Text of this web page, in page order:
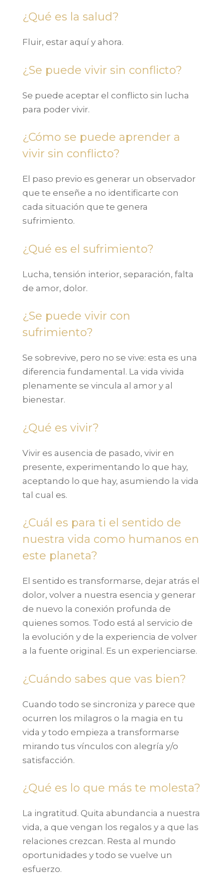
¿Qué es la salud?
Fluir, estar aquí y ahora.
¿Se puede vivir sin conflicto?
Se puede aceptar el conflicto sin lucha
para poder vivir.
¿Cómo se puede aprender a
vivir sin conflicto?
El paso previo es generar un observador
que te enseñe a no identificarte con
cada situación que te genera
sufrimiento.
¿Qué es el sufrimiento?
Lucha, tensión interior, separación, falta
de amor, dolor.
¿Se puede vivir con
sufrimiento?
Se sobrevive, pero no se vive: esta es una
diferencia fundamental. La vida vivida
plenamente se vincula al amor y al
bienestar.
¿Qué es vivir?
Vivir es ausencia de pasado, vivir en
presente, experimentando lo que hay,
aceptando lo que hay, asumiendo la vida
tal cual es.
¿Cuál es para ti el sentido de
nuestra vida como humanos en
este planeta?
El sentido es transformarse, dejar atrás el
dolor, volver a nuestra esencia y generar
de nuevo la conexión profunda de
quienes somos. Todo está al servicio de
la evolución y de la experiencia de volver
a la fuente original. Es un experienciarse.
¿Cuándo sabes que vas bien?
Cuando todo se sincroniza y parece que
ocurren los milagros o la magia en tu
vida y todo empieza a transformarse
mirando tus vínculos con alegría y/o
satisfacción.
¿Qué es lo que más te molesta?
La ingratitud. Quita abundancia a nuestra
vida, a que vengan los regalos y a que las
relaciones crezcan. Resta al mundo
oportunidades y todo se vuelve un
esfuerzo.